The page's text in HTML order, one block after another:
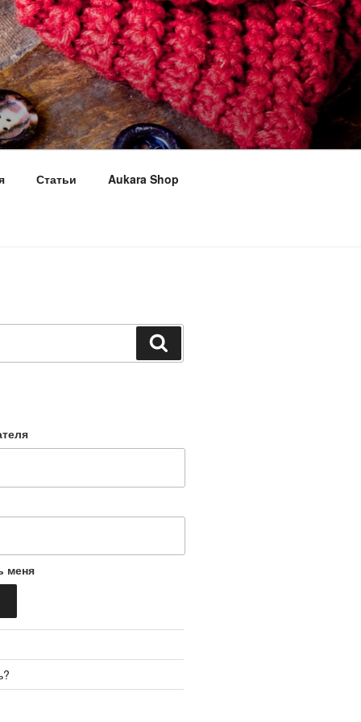
Статьи Aukara Shop
меня